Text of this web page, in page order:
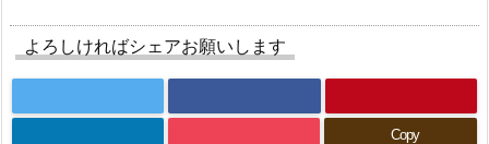
よろしければシェアお願いします
Copy